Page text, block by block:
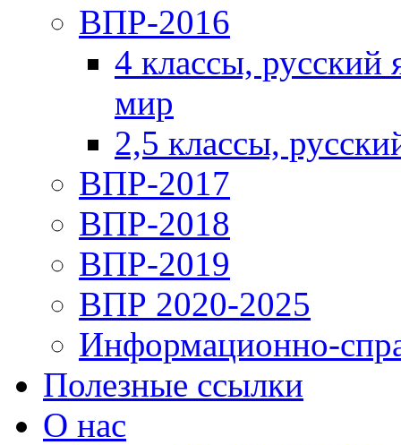
ВПР-2016
4 классы,
мир
2,5 классы,
ВПР-2017
ВПР-2018
ВПР-2019
ВПР 2020-2025
Информационно-
Полезные ссылки
О нас